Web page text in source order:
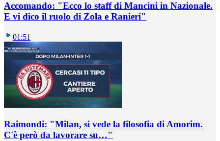
Accomando: "Ecco lo staff di Mancini in Nazionale.
E vi dico il ruolo di Zola e Ranieri"
01:51
Raimondi: "Milan, si vede la filosofia di Amorim.
C'è però da lavorare su…"